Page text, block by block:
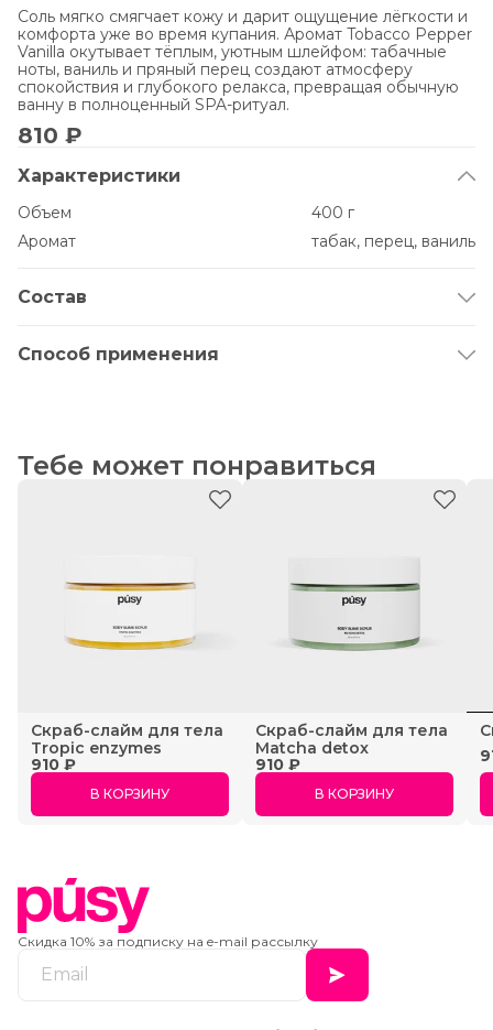
Соль мягко смягчает кожу и дарит ощущение лёгкости и
комфорта уже во время купания. Аромат Tobacco Pepper
Vanilla окутывает тёплым, уютным шлейфом: табачные
ноты, ваниль и пряный перец создают атмосферу
спокойствия и глубокого релакса, превращая обычную
ванну в полноценный SPA-ритуал.
810 ₽
Характеристики
Объем
400 г
Аромат
табак, перец, ваниль
Состав
Salt), Parfum.
Способ применения
Тебе может понравиться
Скраб-слайм для тела
Tropic enzymes
910 ₽
В КОРЗИНУ
Скраб-cлайм для тела
Matcha detox
910 ₽
В КОРЗИНУ
Скидка 10% за подписку на e-mail рассылку